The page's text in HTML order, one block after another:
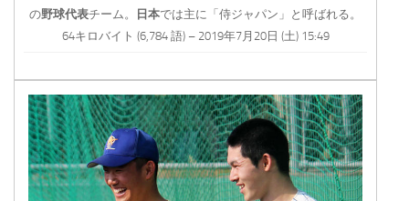
の野球代表チーム。 日本では主に「侍ジャパン」と呼ばれる。
64キロバイト (6,784 語) – 2019年7月20日 (土) 15:49